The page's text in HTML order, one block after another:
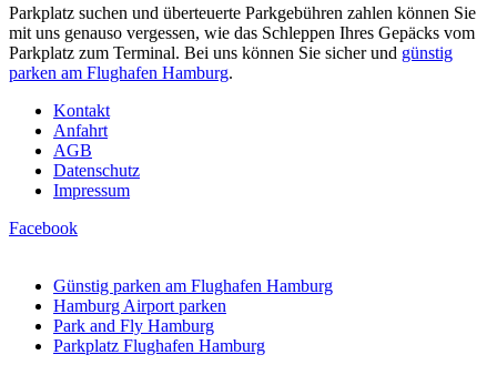
Parkplatz suchen und überteuerte Parkgebühren zahlen können Sie
mit uns genauso vergessen, wie das Schleppen Ihres Gepäcks vom
Parkplatz zum Terminal. Bei uns können Sie sicher und günstig
parken am Flughafen Hamburg.
Kontakt
Anfahrt
AGB
Datenschutz
Impressum
Facebook
Günstig parken am Flughafen Hamburg
Hamburg Airport parken
Park and Fly Hamburg
Parkplatz Flughafen Hamburg